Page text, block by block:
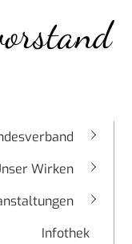
Wirken
Infothek